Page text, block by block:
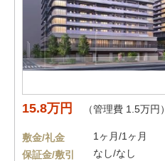
15.8万円 （管理費 1.5万円）
敷金/礼金
1ヶ月/1ヶ月
保証金/敷引
なし/なし